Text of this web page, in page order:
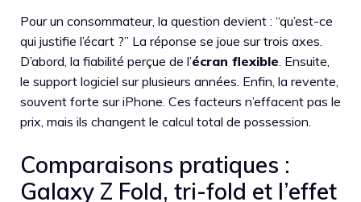
Pour un consommateur, la question devient : “qu’est-ce
qui justifie l’écart ?” La réponse se joue sur trois axes.
D’abord, la fiabilité perçue de l’écran flexible. Ensuite,
le support logiciel sur plusieurs années. Enfin, la revente,
souvent forte sur iPhone. Ces facteurs n’effacent pas le
prix, mais ils changent le calcul total de possession.
Comparaisons pratiques :
Galaxy Z Fold, tri-fold et l’effet